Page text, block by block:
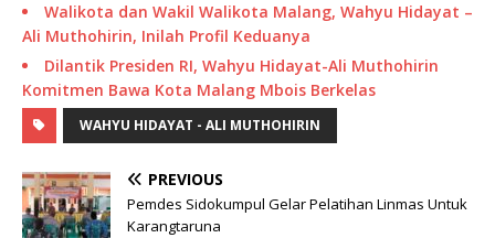
Walikota dan Wakil Walikota Malang, Wahyu Hidayat –
Ali Muthohirin, Inilah Profil Keduanya
Dilantik Presiden RI, Wahyu Hidayat-Ali Muthohirin
Komitmen Bawa Kota Malang Mbois Berkelas
WAHYU HIDAYAT - ALI MUTHOHIRIN
PREVIOUS
Pemdes Sidokumpul Gelar Pelatihan Linmas Untuk
Karangtaruna